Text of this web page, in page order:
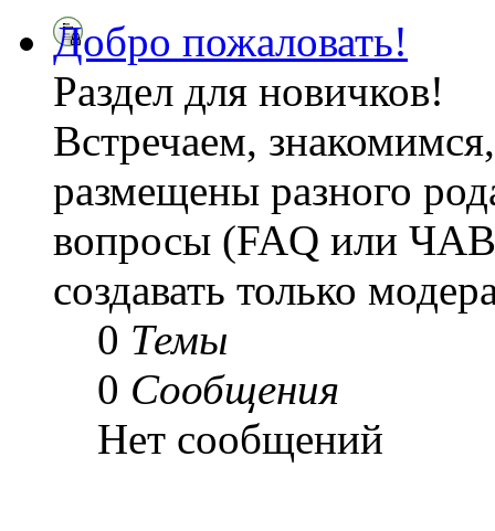
Добро пожаловать!
Раздел для новичков!
Встречаем,
размещены разного
вопросы (FAQ или
создавать только
0 Темы
0 Сообщения
Нет сообщений